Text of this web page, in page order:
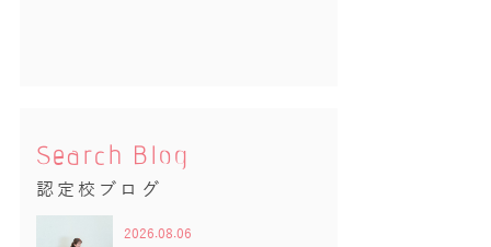
Search Blog
認定校ブログ
2026.08.06